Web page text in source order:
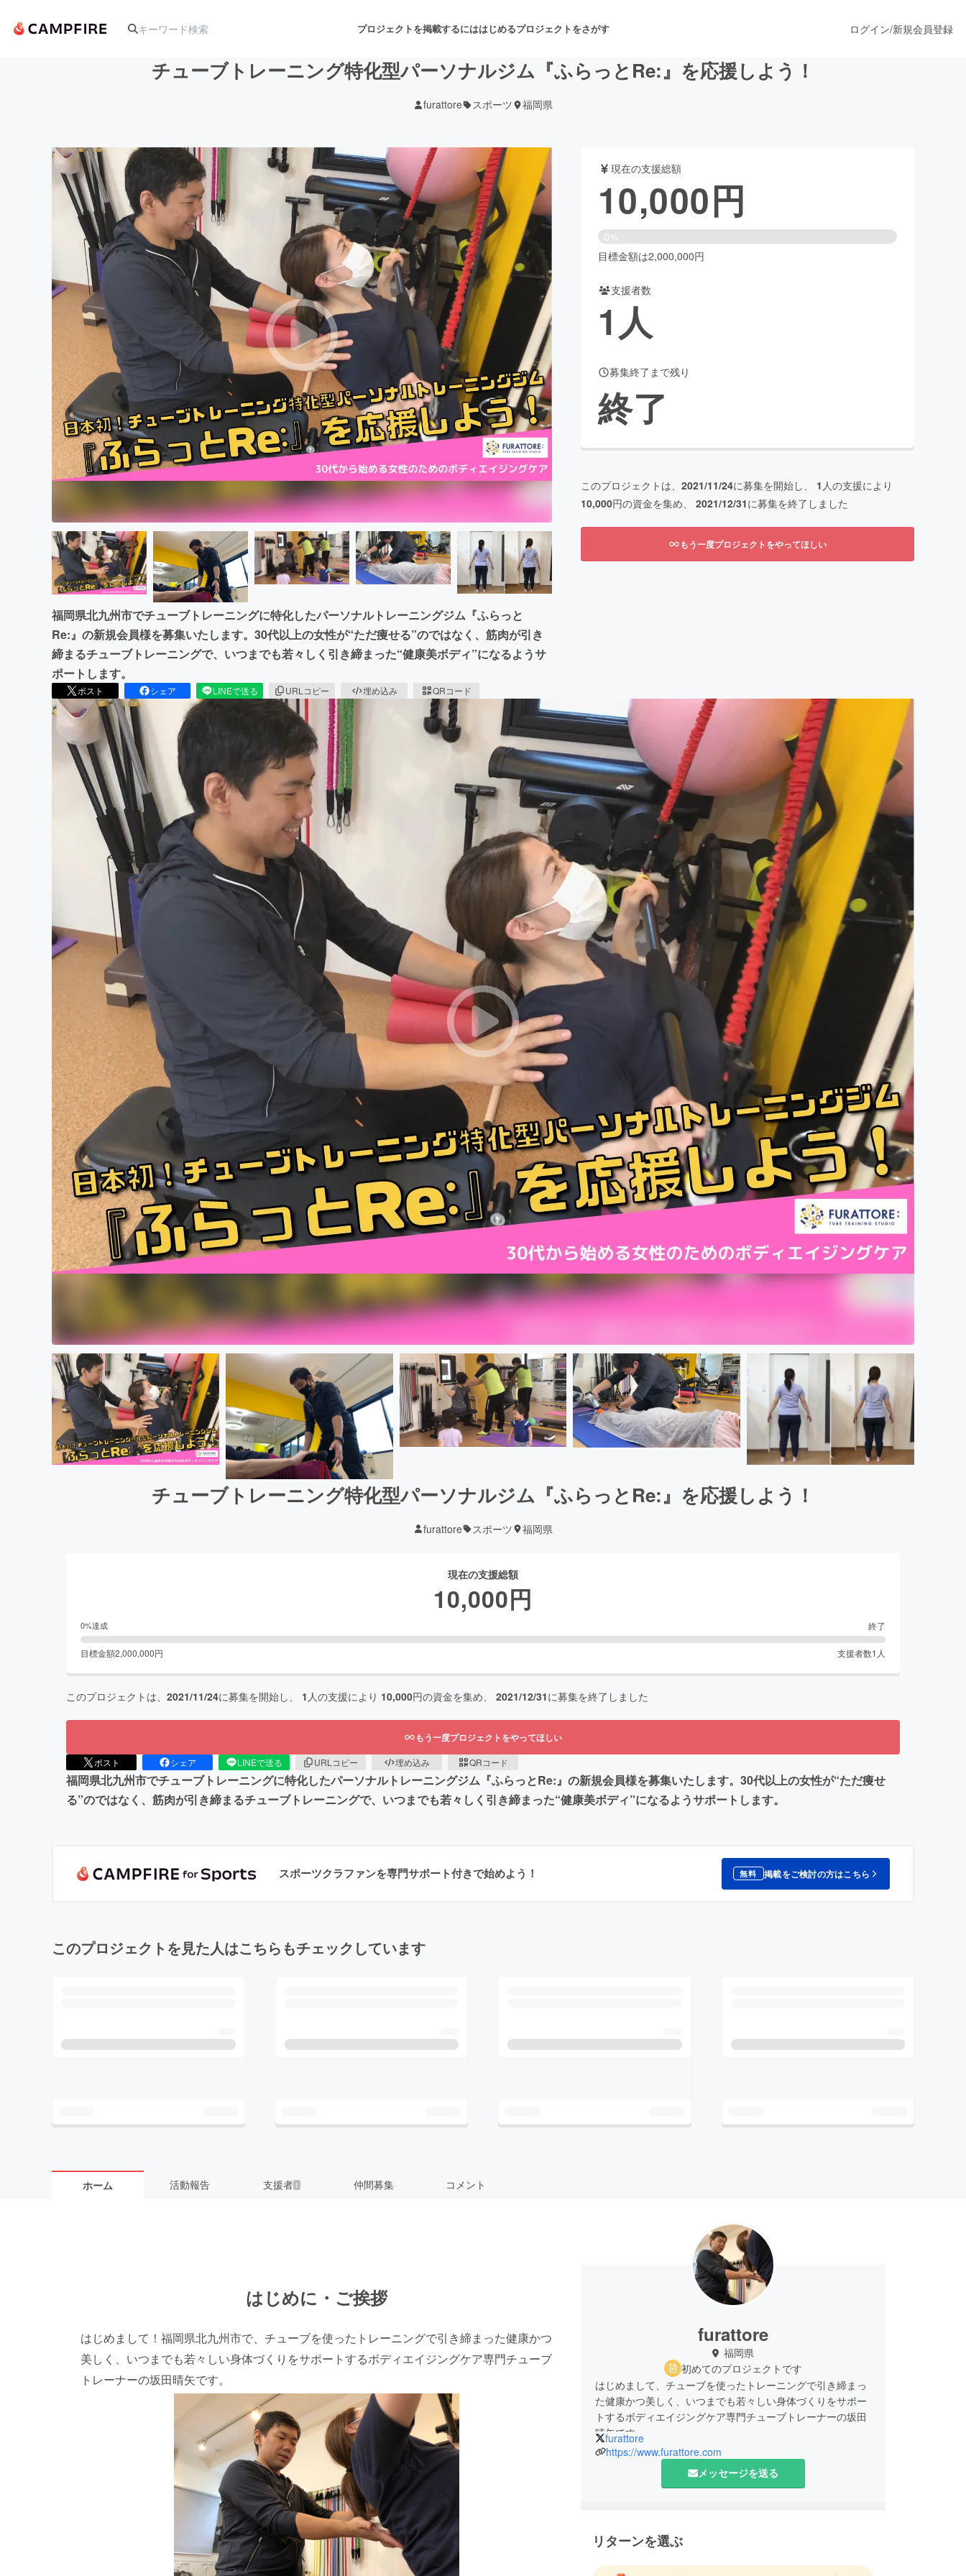
プロジェクトを掲載するにははじめるプロジェクトをさがす
アート・写真 音楽 舞台・パフォーマンス
テクノロジー・ガジェット ゲーム・サービス開発 フード・飲食店 ファッション
映像・映画 書籍・雑誌出版
ビジネス・起業 チャレンジ ビューティー・ヘルスケア
まちづくり・地域活性化
CAMPFIRE for Social GoodCAMPFIRE Creation
CAMPFIREふるさと納税machi-yaコミュニティ
ログイン/新規会員登録
チューブトレーニング特化型パーソナルジム『ふらっとRe:』を応援しよう！
furattore スポーツ 福岡県
福岡県北九州市でチューブトレーニングに特化したパーソナルトレーニングジム『ふらっと
Re:』の新規会員様を募集いたします。30代以上の女性が“ただ痩せる”のではなく、筋肉が引き
締まるチューブトレーニングで、いつまでも若々しく引き締まった“健康美ボディ”になるようサ
ポートします。
ポスト シェア LINEで送る URLコピー 埋め込み QRコード
現在の支援総額
10,000円
0%
目標金額は2,000,000円
支援者数
1人
募集終了まで残り
終了
このプロジェクトは、 2021/11/24に募集を開始し、 1 人の支援により
10,000円の資金を集め、 2021/12/31に募集を終了しました
もう一度プロジェクトをやってほしい
チューブトレーニング特化型パーソナルジム『ふらっとRe:』を応援しよう！
furattore スポーツ 福岡県
現在の支援総額
10,000円
0%達成 終了
目標金額2,000,000円 支援者数1 人
このプロジェクトは、 2021/11/24に募集を開始し、 1 人の支援により 10,000円の資金を集め、 2021/12/31に募集を終了しました
もう一度プロジェクトをやってほしい
ポスト シェア LINEで送る URLコピー 埋め込み QRコード
福岡県北九州市でチューブトレーニングに特化したパーソナルトレーニングジム『ふらっとRe:』の新規会員様を募集いたします。30代以上の女性が“ただ痩せ
る”のではなく、筋肉が引き締まるチューブトレーニングで、いつまでも若々しく引き締まった“健康美ボディ”になるようサポートします。
スポーツクラファンを専門サポート付きで始めよう！ 無料 掲載をご検討の方はこちら
このプロジェクトを見た人はこちらもチェックしています
ホーム 活動報告 支援者 1 仲間募集 コメント
はじめに・ご挨拶
はじめまして！福岡県北九州市で、チューブを使ったトレーニングで引き締まった健康かつ
美しく、いつまでも若々しい身体づくりをサポートするボディエイジングケア専門チューブ
トレーナーの坂田晴矢です。
furattore
福岡県
初めてのプロジェクトです
はじめまして、チューブを使ったトレーニングで引き締まっ
た健康かつ美しく、いつまでも若々しい身体づくりをサポー
トするボディエイジングケア専門チューブトレーナーの坂田
晴矢です。
30代以上の運動が苦手な女性が「将来への体力の不安解消」
「女性特有の体の不調改善」「体型への悩みを解消」する為
るジムを経営しております。
furattore
https://www.furattore.com
メッセージを送る
リターンを選ぶ